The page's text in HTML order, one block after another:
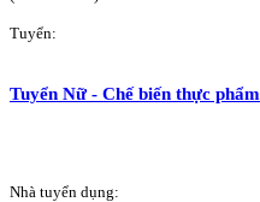
Tuyển:
Tuyển Nữ - Chế biến thực phẩm
Nhà tuyển dụng: